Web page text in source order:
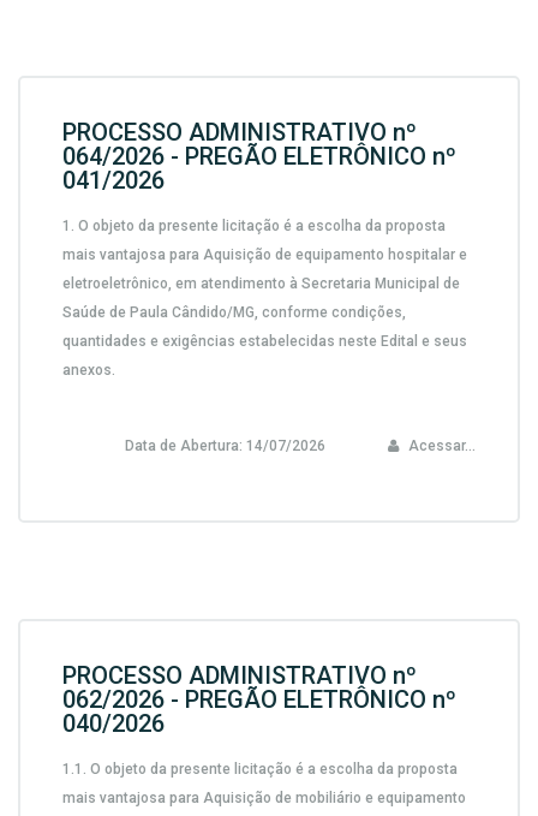
PROCESSO ADMINISTRATIVO nº
064/2026 - PREGÃO ELETRÔNICO nº
041/2026
1. O objeto da presente licitação é a escolha da proposta
mais vantajosa para Aquisição de equipamento hospitalar e
eletroeletrônico, em atendimento à Secretaria Municipal de
Saúde de Paula Cândido/MG, conforme condições,
quantidades e exigências estabelecidas neste Edital e seus
anexos.
Data de Abertura: 14/07/2026 Acessar...
PROCESSO ADMINISTRATIVO nº
062/2026 - PREGÃO ELETRÔNICO nº
040/2026
1.1. O objeto da presente licitação é a escolha da proposta
mais vantajosa para Aquisição de mobiliário e equipamento